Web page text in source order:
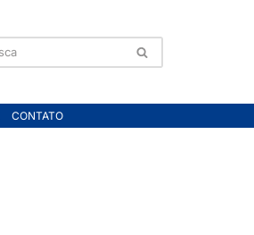
CONTATO